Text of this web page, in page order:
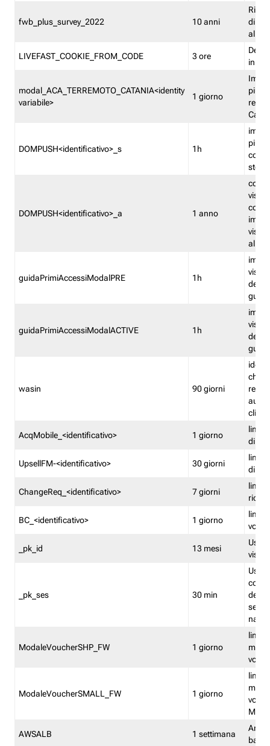
fwb_plus_survey_2022 10 anni
di
LIVEFAST_COOKIE_FROM_CODE 3 ore
in
modal_ACA_TERREMOTO_CATANIA<identity
variabile>
1 giorno
più
DOMPUSH<identificativo>_s 1h
più
DOMPUSH<identificativo>_a 1 anno
guidaPrimiAccessiModalPRE 1h
della
guidaPrimiAccessiModalACTIVE 1h
della
wasin 90 giorni
che
rete
clienti
AcqMobile_<identificativo> 1 giorno
limita
di
UpsellFM-<identificativo> 30 giorni
limita
di
ChangeReq_<identificativo> 7 giorni
limita
BC_<identificativo> 1 giorno
limita
_pk_id 13 mesi
_pk_ses 30 min
ModaleVoucherSHP_FW 1 giorno
ModaleVoucherSMALL_FW 1 giorno
AWSALB 1 settimana